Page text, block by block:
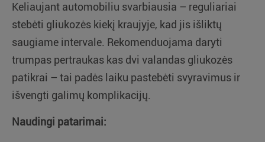
Keliaujant automobiliu svarbiausia – reguliariai
stebėti gliukozės kiekį kraujyje, kad jis išliktų
saugiame intervale. Rekomenduojama daryti
trumpas pertraukas kas dvi valandas gliukozės
patikrai – tai padės laiku pastebėti svyravimus ir
išvengti galimų komplikacijų.
Naudingi patarimai: